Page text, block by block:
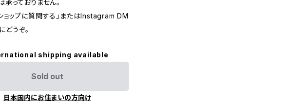
承っておりません。
ョップに質問する」またはInstagram DM
どうぞ。
shipping available
Sold out
日本国内にお住まいの方向け